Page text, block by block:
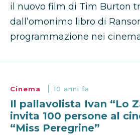
il nuovo film di Tim Burton
dall’omonimo libro di
programmazione nei
Cinema 10 anni fa
Il pallavolista Ivan “Lo
invita 100 persone al
“Miss Peregrine”